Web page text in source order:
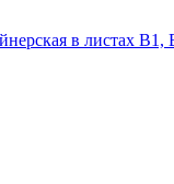
в листах В1,